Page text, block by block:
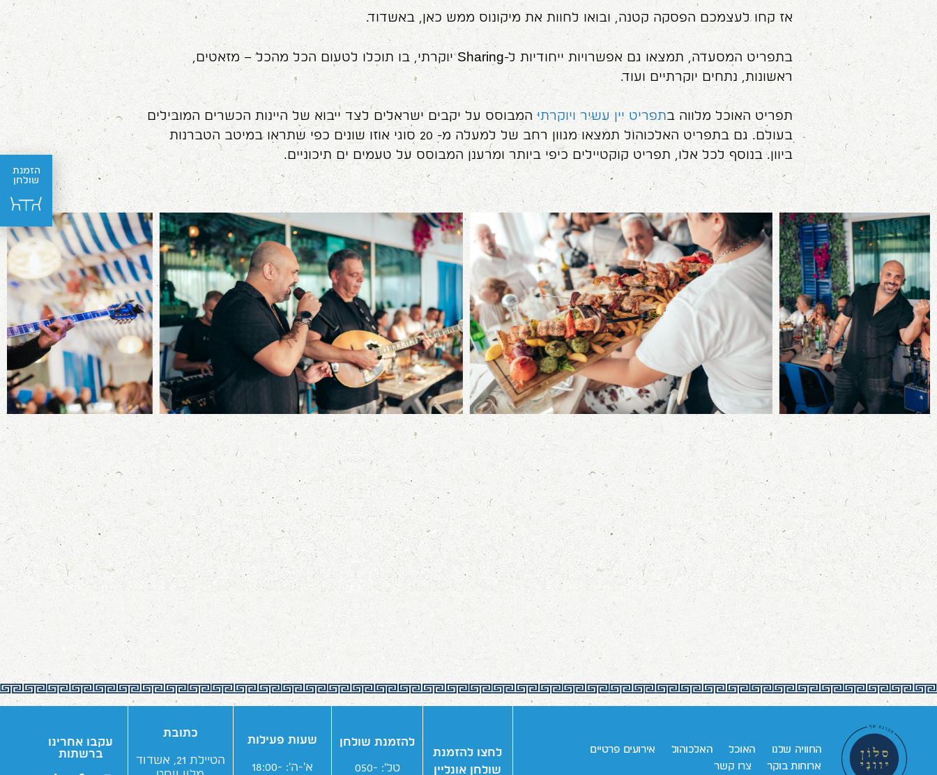
אז קחו לעצמכם הפסקה קטנה, ובואו לחוות את מיקונוס ממש כאן, באשדוד.
בתפריט המסעדה, תמצאו גם אפשרויות ייחודיות ל-Sharing יוקרתי, בו תוכלו לטעום הכל מהכל – מזאטים,
ראשונות, נתחים יוקרתיים ועוד.
תפריט האוכל מלווה בתפריט יין עשיר ויוקרתיהמבוסס על יקבים ישראלים לצד ייבוא של היינות הכשרים המובילים
בעולם. גם בתפריט האלכוהול תמצאו מגוון רחב של למעלה מ- 20 סוגי אוזו שונים כפי שתראו במיטב הטברנות
ביוון. בנוסף לכל אלו, תפריט קוקטיילים כיפי ביותר ומרענן המבוסס על טעמים ים תיכוניים.
החוויה שלנו האוכל האלכוהול
אירועים פרטיים
ארוחות בוקר
צרו קשר
לחצו להזמנת
שולחן אונליין
להזמנת שולחן
טל': 050-
שעות פעילות
א'-ה': 18:00-
כתובת
הטיילת 21, אשדוד
עקבו אחרינו
ברשתות
הזמנת
שולחן